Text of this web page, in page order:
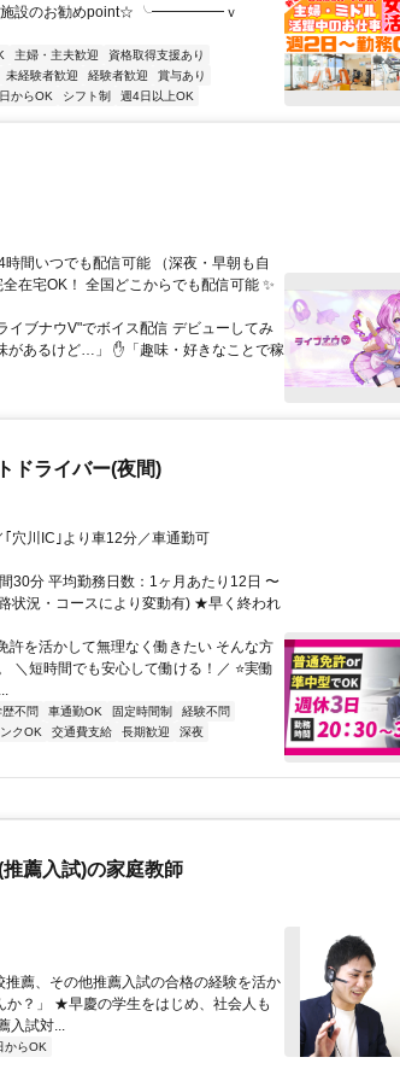
のお勧めpoint☆ ╰━━━━━ｖ
主婦・主夫歓迎
資格取得支援あり
未経験者歓迎 経験者歓迎
賞与あり
からOK シフト制 週4日以上OK
間いつでも配信可能 （深夜・早朝も自
在宅OK！ 全国どこからでも配信可能 ✨
イブナウV"でボイス配信 デビューしてみ
があるけど…」 ✋「趣味・好きなことで稼
ドライバー(夜間)
穴川IC｣より車12分／車通勤可
30分 平均勤務日数：1ヶ月あたり12日 〜
状況・コースにより変動有) ★早く終われ
許を活かして無理なく働きたい そんな方
＼短時間でも安心して働ける！／ ⭐実働
歴不問 車通勤OK 固定時間制
経験不問
クOK 交通費支給 長期歓迎
深夜
薦入試)の家庭教師
薦、その他推薦入試の合格の経験を活か
か？」 ★早慶の学生をはじめ、社会人も
入試対...
からOK